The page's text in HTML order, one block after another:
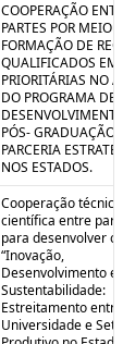
COOPERAÇÃO
PARTES POR MEIO
FORMAÇÃO DE
QUALIFICADOS EM
PRIORITÁRIAS NO
DO PROGRAMA DE
PÓS- GRADUAÇÃO
PARCERIA
NOS ESTADOS.
Cooperação
científica entre
para desenvolver o
“Inovação,
Desenvolvimento e
Sustentabilidade:
Estreitamento entre
Universidade e